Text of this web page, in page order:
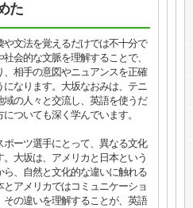
た
文法を覚えるだけでは不十分で
会的な文脈を理解することで、
相手の意図やニュアンスを正確
なります。大坂なおみは、テニ
の人々と交流し、英語を使うだ
ついても深く学んでいます。
ーツ選手にとって、異なる文化
大坂は、アメリカと日本という
、自然と文化的な違いに触れる
アメリカではコミュニケーショ
の違いを理解することが、英語